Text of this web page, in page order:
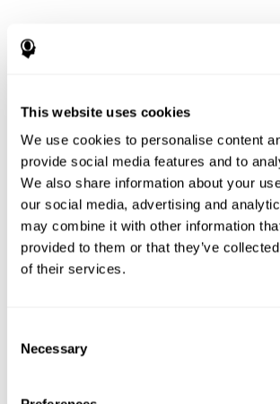
This website uses cookies
We use cookies to personalise content
provide social media features and to
We also share information about your
our social media, advertising and
may combine it with other information
provided to them or that they’ve
of their services.
Selection
Necessary
¿Por qué se ha
evaluación
neuropsicológica?
La evaluación neuropsicológica
fortalezas y debilidades entre las
conductuales. Para pacientes con
Parkinson u otro trastorno del
evaluación e interpretación de este
debilidades puede:
comportamiento están relacionados
movimiento, la depresión, el trastorno
Ayudar con la evaluación antes y